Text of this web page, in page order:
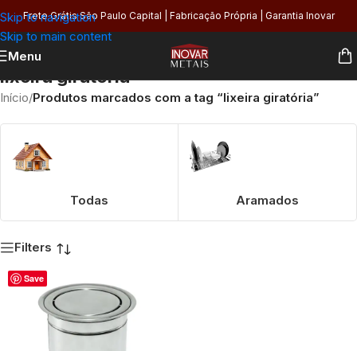
Skip to navigation
Skip to main content
Frete Grátis São Paulo Capital | Fabricação Própria | Garantia Inovar
Menu
lixeira giratória
Início/Produtos marcados com a tag “lixeira giratória”
Todas Aramados
Filters
Save